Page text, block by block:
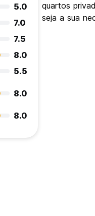
5.0
7.0
7.5
8.0
5.5
8.0
8.0
quartos
seja a sua